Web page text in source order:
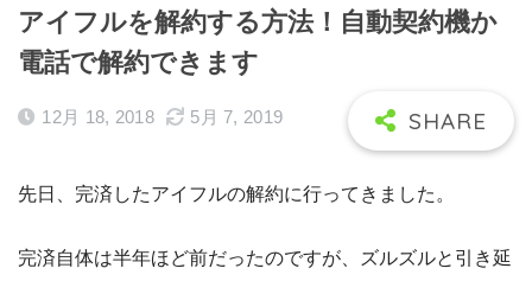
アイフルを解約する方法！自動契約機か
電話で解約できます
12月 18, 2018 5月 7, 2019
先日、完済したアイフルの解約に行ってきました。
完済自体は半年ほど前だったのですが、ズルズルと引き延